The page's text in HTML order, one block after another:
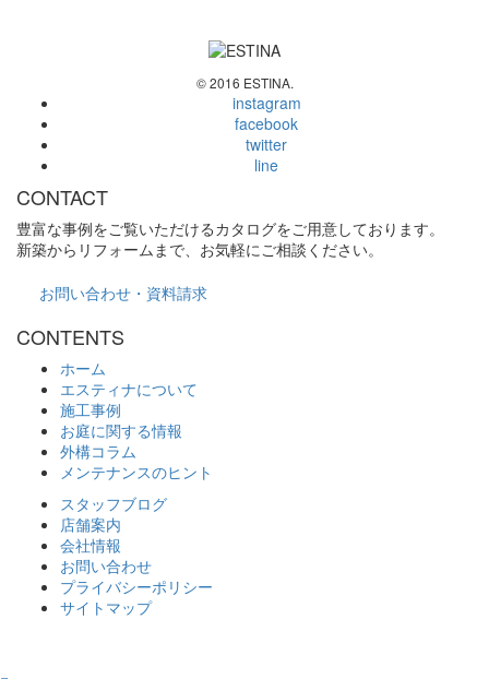
© 2016 ESTINA.
instagram
facebook
twitter
line
CONTACT
豊富な事例をご覧いただけるカタログをご用意しております。
新築からリフォームまで、お気軽にご相談ください。
お問い合わせ・資料請求
CONTENTS
ホーム
エスティナについて
施工事例
お庭に関する情報
外構コラム
メンテナンスのヒント
スタッフブログ
店舗案内
会社情報
お問い合わせ
プライバシーポリシー
サイトマップ